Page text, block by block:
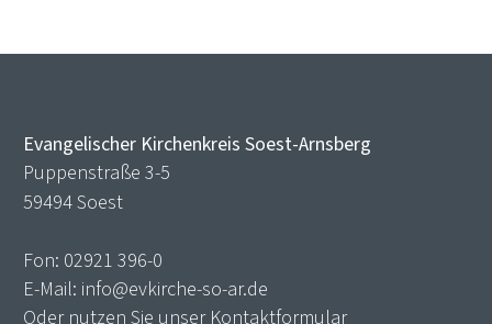
Evangelischer Kirchenkreis Soest-Arnsberg
Puppenstraße 3-5
59494 Soest
Fon: 02921 396-0
E-Mail: info@evkirche-so-ar.de
Oder nutzen Sie unser Kontaktformular